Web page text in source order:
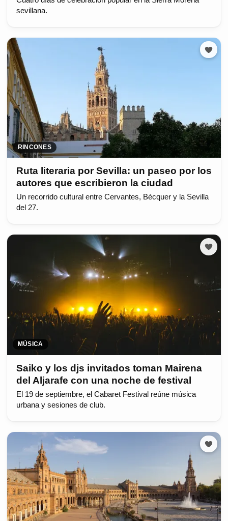
sevillana.
RINCONES
Ruta literaria por Sevilla: un paseo por los
autores que escribieron la ciudad
Un recorrido cultural entre Cervantes, Bécquer y la Sevilla
del 27.
MÚSICA
Saiko y los djs invitados toman Mairena
del Aljarafe con una noche de festival
El 19 de septiembre, el Cabaret Festival reúne música
urbana y sesiones de club.